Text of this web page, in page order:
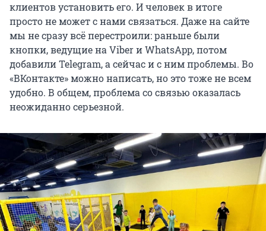
клиентов установить его. И человек в итоге
просто не может с нами связаться. Даже на сайте
мы не сразу всё перестроили: раньше были
кнопки, ведущие на Viber и WhatsApp, потом
добавили Telegram, а сейчас и с ним проблемы. Во
«ВКонтакте» можно написать, но это тоже не всем
удобно. В общем, проблема со связью оказалась
неожиданно серьезной.